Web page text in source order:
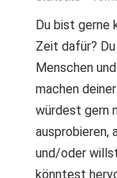
Du bist gerne
Zeit dafür?
Menschen
machen
würdest gern
ausprobieren,
und/oder
könntest